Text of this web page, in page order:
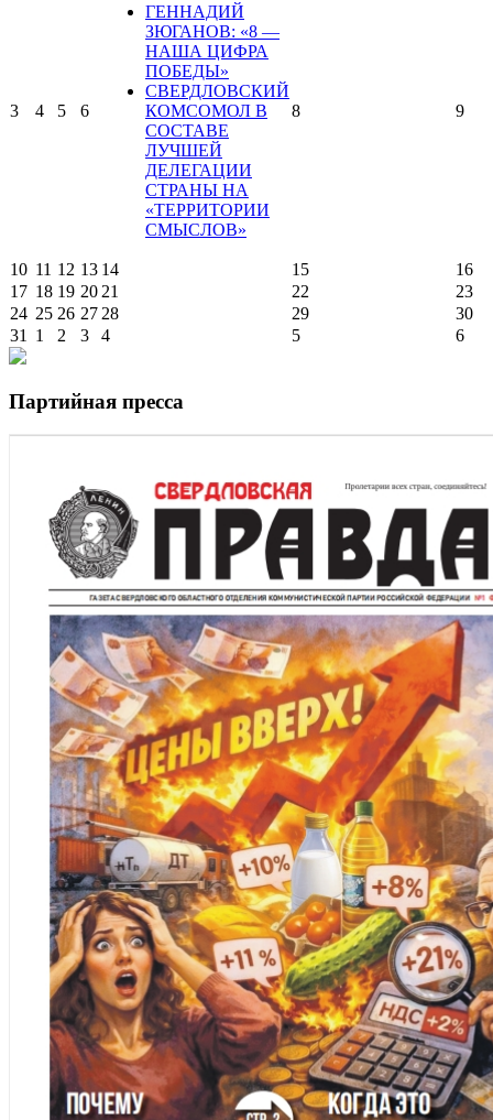
3 4 5 6
ГЕННАДИЙ
ЗЮГАНОВ: «8 —
НАША ЦИФРА
ПОБЕДЫ»
СВЕРДЛОВСКИЙ
КОМСОМОЛ В
СОСТАВЕ
ЛУЧШЕЙ
ДЕЛЕГАЦИИ
СТРАНЫ НА
«ТЕРРИТОРИИ
СМЫСЛОВ»
8 9
10 11 12 13 14 15
16
17 18 19 20 21 22
23
24 25 26 27 28 29
30
31
1 2 3 4 5 6
Партийная пресса